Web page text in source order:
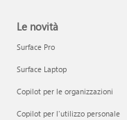
Le novità
Surface Pro
Surface Laptop
Copilot per le organizzazioni
Copilot per l'utilizzo personale